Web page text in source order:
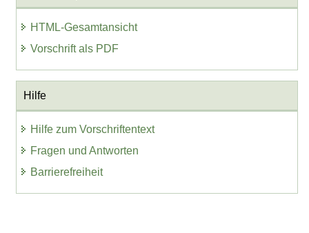
HTML-Gesamtansicht
Vorschrift als PDF
Hilfe
Hilfe zum Vorschriftentext
Fragen und Antworten
Barrierefreiheit